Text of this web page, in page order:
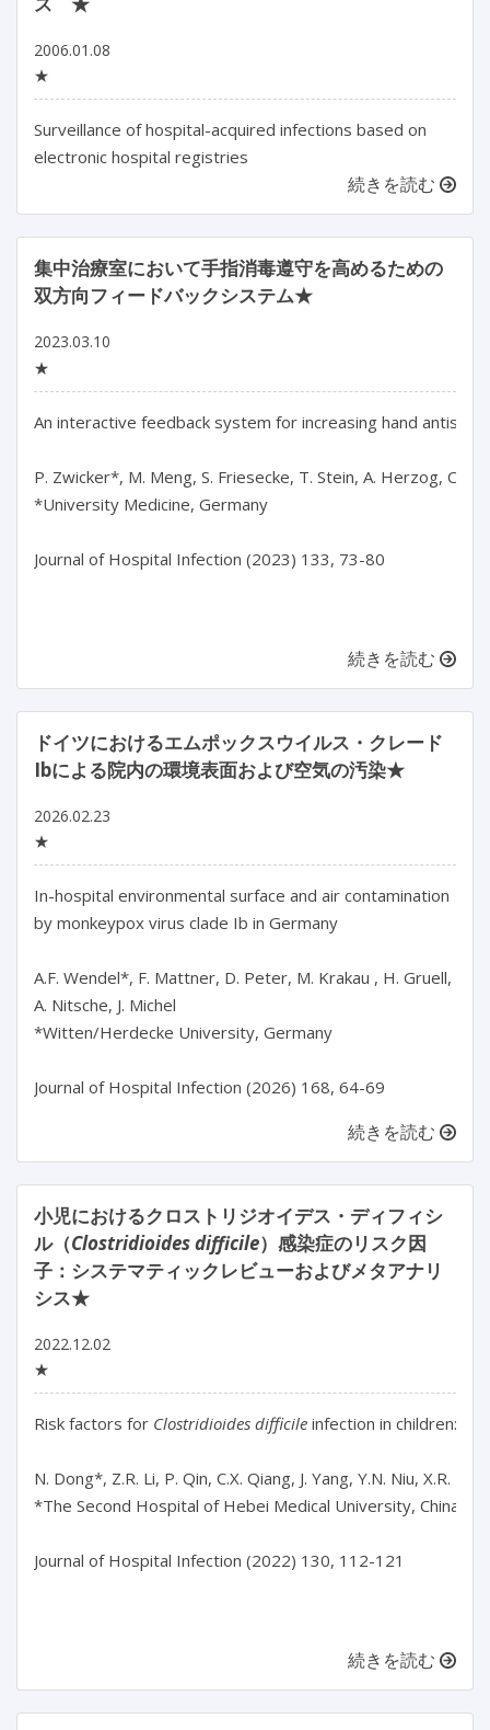
2006.01.08
★
Surveillance of hospital-acquired infections based on
electronic hospital registries
続きを読む
集中治療室において手指消毒遵守を高めるための
双方向フィードバックシステム★
2023.03.10
★
An interactive feedback system for increasing hand
P. Zwicker*, M. Meng, S. Friesecke, T. Stein, A. Herzog, C.
*University Medicine, Germany
Journal of Hospital Infection (2023) 133, 73-80
続きを読む
ドイツにおけるエムポックスウイルス・クレード
Ibによる院内の環境表面および空気の汚染★
2026.02.23
★
In-hospital environmental surface and air contamination
by monkeypox virus clade Ib in Germany
A.F. Wendel*, F. Mattner, D. Peter, M. Krakau , H. Gruell,
A. Nitsche, J. Michel
*Witten/Herdecke University, Germany
Journal of Hospital Infection (2026) 168, 64-69
続きを読む
小児におけるクロストリジオイデス・ディフィシ
ル（Clostridioides difficile）感染症のリスク因
子：システマティックレビューおよびメタアナリ
シス★
2022.12.02
★
Risk factors for Clostridioides difficile infection in children: a
N. Dong*, Z.R. Li, P. Qin, C.X. Qiang, J. Yang, Y.N. Niu, X.R.
*The Second Hospital of Hebei Medical University, China
Journal of Hospital Infection (2022) 130, 112-121
続きを読む